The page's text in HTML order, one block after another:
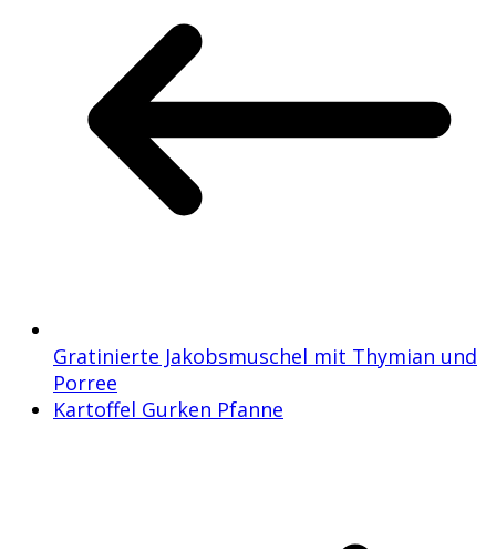
Gratinierte Jakobsmuschel mit Thymian und
Porree
Kartoffel Gurken Pfanne